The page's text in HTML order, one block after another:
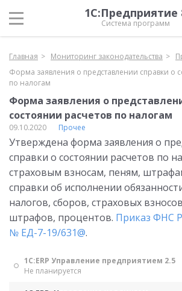
1С:Предприятие
Система программ
Главная Мониторинг законодательства
Форма заявления о представлении справки о
по налогам
Форма заявления о
состоянии расчетов по налогам
09.10.2020 Прочее
Утверждена форма заявления о
справки о состоянии расчетов по
страховым взносам, пеням,
справки об исполнении
налогов, сборов, страховых
штрафов, процентов. Приказ ФНС
№ ЕД-7-19/631@.
1С:ERP Управление предприятием 2.5
Не планируется